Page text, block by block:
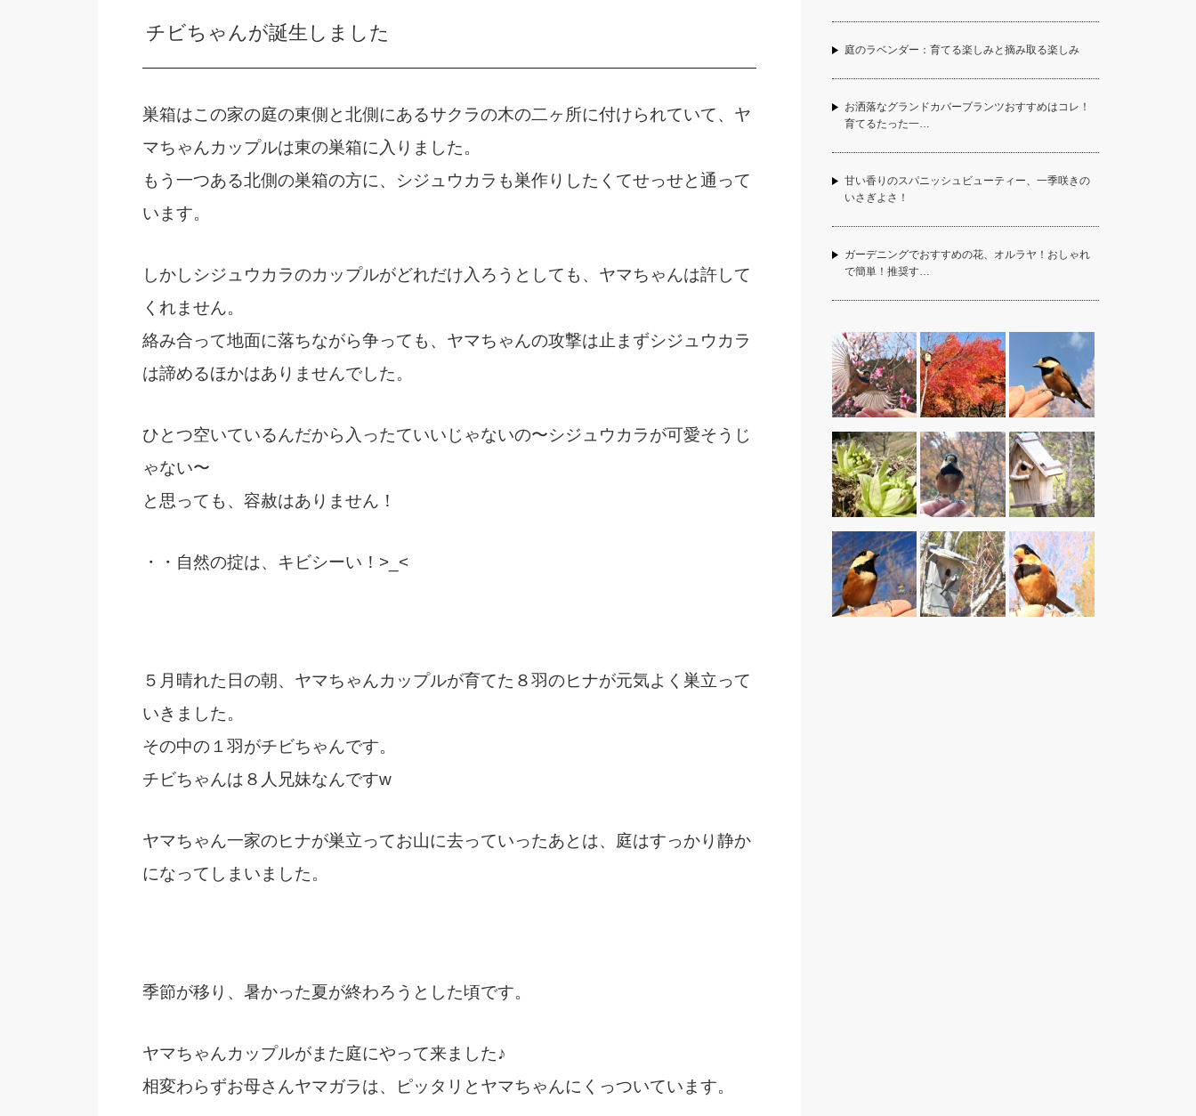
チビちゃんが誕生しました
巣箱はこの家の庭の東側と北側にあるサクラの木の二ヶ所に付けられていて、ヤ
マちゃんカップルは東の巣箱に入りました。
もう一つある北側の巣箱の方に、シジュウカラも巣作りしたくてせっせと通って
います。
しかしシジュウカラのカップルがどれだけ入ろうとしても、ヤマちゃんは許して
くれません。
絡み合って地面に落ちながら争っても、ヤマちゃんの攻撃は止まずシジュウカラ
は諦めるほかはありませんでした。
ひとつ空いているんだから入ったていいじゃないの〜シジュウカラが可愛そうじ
ゃない〜
と思っても、容赦はありません！
・・自然の掟は、キビシーい！>_<
５月晴れた日の朝、ヤマちゃんカップルが育てた８羽のヒナが元気よく巣立って
いきました。
その中の１羽がチビちゃんです。
チビちゃんは８人兄妹なんですw
ヤマちゃん一家のヒナが巣立ってお山に去っていったあとは、庭はすっかり静か
になってしまいました。
季節が移り、暑かった夏が終わろうとした頃です。
ヤマちゃんカップルがまた庭にやって来ました♪
相変わらずお母さんヤマガラは、ピッタリとヤマちゃんにくっついています。
庭のラベンダー：育てる楽しみと摘み取る楽しみ
お洒落なグランドカバープランツおすすめはコレ！
育てるたった一…
甘い香りのスパニッシュビューティー、一季咲きの
いさぎよさ！
ガーデニングでおすすめの花、オルラヤ！おしゃれ
で簡単！推奨す…